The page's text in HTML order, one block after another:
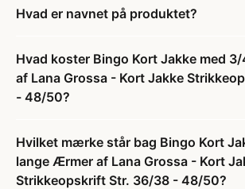
Hvad er navnet på produktet?
Hvad koster Bingo Kort Jakke med
af Lana Grossa - Kort Jakke
- 48/50?
Hvilket mærke står bag Bingo Kort
lange Ærmer af Lana Grossa - Kort
Strikkeopskrift Str. 36/38 - 48/50?